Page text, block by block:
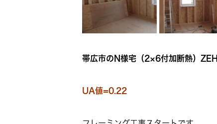
帯広市のN様宅（2×6付加断熱）ZEH
UA値=0.22